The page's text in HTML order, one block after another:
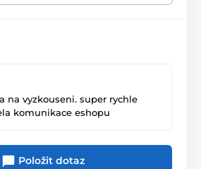
na vyzkouseni. super rychle
komunikace eshopu
Položit dotaz